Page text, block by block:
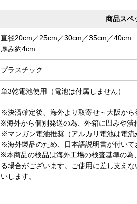
商品スペ
直径20cm／25cm／30cm／35cm／40cm
厚み約4cm
プラスチック
単3乾電池使用（電池は付属しません）
※決済確定後、海外より取寄せ～大阪か
※海外から個別発送の為、外箱に凹みや潰
※マンガン電池推奨（アルカリ電池は電
※海外製品のため、日本語説明書が付いて
※本商品の検品は海外工場の検査基準の
る場合がございます。ご使用に差し支え
いします。